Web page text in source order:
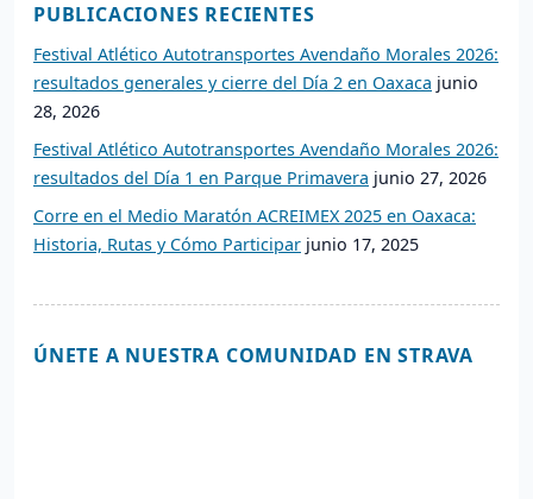
PUBLICACIONES RECIENTES
Festival Atlético Autotransportes Avendaño Morales 2026:
resultados generales y cierre del Día 2 en Oaxaca junio
28, 2026
Festival Atlético Autotransportes Avendaño Morales 2026:
resultados del Día 1 en Parque Primavera junio 27, 2026
Corre en el Medio Maratón ACREIMEX 2025 en Oaxaca:
Historia, Rutas y Cómo Participar junio 17, 2025
ÚNETE A NUESTRA COMUNIDAD EN STRAVA